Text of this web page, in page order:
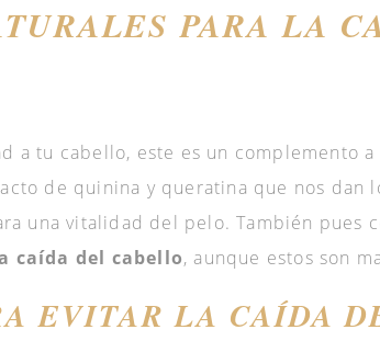
PARA LA
a tu cabello, este es un complemento a
de quinina y queratina que nos dan
una vitalidad del pelo. También pues
caída del cabello, aunque estos son
EVITAR LA CAÍDA